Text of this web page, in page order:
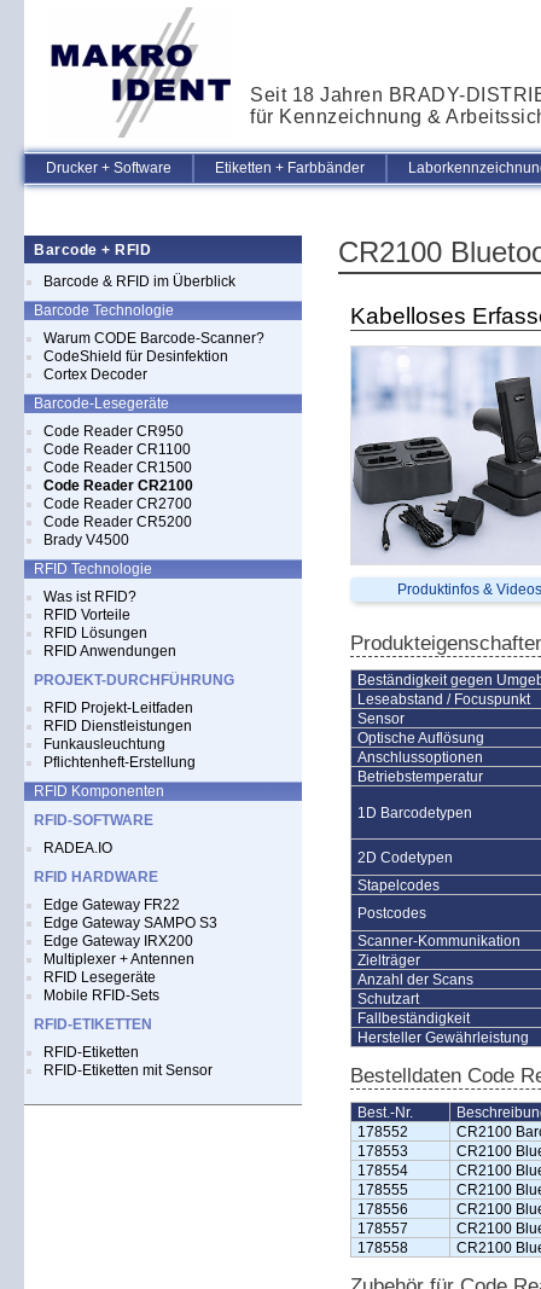
Seit 18 Jahren BRADY-
für Kennzeichnung &
Drucker + Software Etiketten + Farbbänder
Barcode + RFID
Barcode & RFID im Überblick
Barcode Technologie
Warum CODE Barcode-Scanner?
CodeShield für Desinfektion
Cortex Decoder
Barcode-Lesegeräte
Code Reader CR950
Code Reader CR1100
Code Reader CR1500
Code Reader CR2100
Code Reader CR2700
Code Reader CR5200
Brady V4500
RFID Technologie
Was ist RFID?
RFID Vorteile
RFID Lösungen
RFID Anwendungen
PROJEKT-DURCHFÜHRUNG
RFID Projekt-Leitfaden
RFID Dienstleistungen
Funkausleuchtung
Pflichtenheft-Erstellung
RFID Komponenten
RFID-SOFTWARE
RADEA.IO
RFID HARDWARE
Edge Gateway FR22
Edge Gateway SAMPO S3
Edge Gateway IRX200
Multiplexer + Antennen
RFID Lesegeräte
Mobile RFID-Sets
RFID-ETIKETTEN
RFID-Etiketten
RFID-Etiketten mit Sensor
CR2100
Kabelloses
Produktinfos &
Beständigkeit gegen
Leseabstand / Focuspunkt
Sensor
Optische Auflösung
Anschlussoptionen
Betriebstemperatur
1D Barcodetypen
2D Codetypen
Stapelcodes
Postcodes
Scanner-Kommunikation
Zielträger
Anzahl der Scans
Schutzart
Fallbeständigkeit
Hersteller Gewährleistung
Bestelldaten Code
Best.-Nr.
178552
CR2100
178553
CR2100
178554
CR2100
178555
CR2100
178556
CR2100
178557
CR2100
178558
CR2100